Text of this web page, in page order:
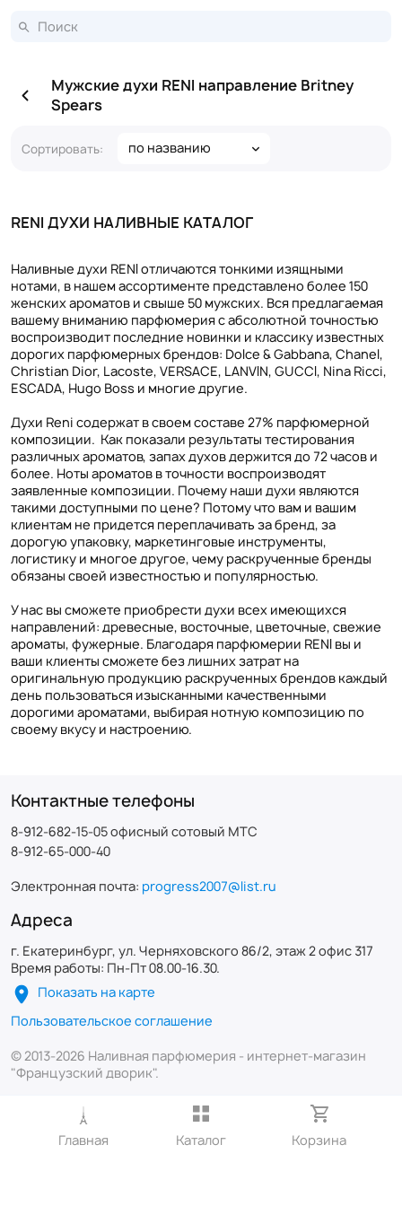
Мужские духи RENI направление Britney
Spears
Сортировать: по названию
RENI ДУХИ НАЛИВНЫЕ КАТАЛОГ
Наливные духи RENI отличаются тонкими изящными
нотами, в нашем ассортименте представлено более 150
женских ароматов и свыше 50 мужских. Вся предлагаемая
вашему вниманию парфюмерия с абсолютной точностью
воспроизводит последние новинки и классику известных
дорогих парфюмерных брендов: Dolce & Gabbana, Chanel,
Christian Dior, Lacoste, VERSACE, LANVIN, GUCCI, Nina Ricci,
ESCADA, Hugo Boss и многие другие.
Духи Reni содержат в своем составе 27% парфюмерной
композиции. Как показали результаты тестирования
различных ароматов, запах духов держится до 72 часов и
более. Ноты ароматов в точности воспроизводят
заявленные композиции. Почему наши духи являются
такими доступными по цене? Потому что вам и вашим
клиентам не придется переплачивать за бренд, за
дорогую упаковку, маркетинговые инструменты,
логистику и многое другое, чему раскрученные бренды
обязаны своей известностью и популярностью.
У нас вы сможете приобрести духи всех имеющихся
направлений: древесные, восточные, цветочные, свежие
ароматы, фужерные. Благодаря парфюмерии RENI вы и
ваши клиенты сможете без лишних затрат на
оригинальную продукцию раскрученных брендов каждый
день пользоваться изысканными качественными
дорогими ароматами, выбирая нотную композицию по
своему вкусу и настроению.
Контактные телефоны
8-912-682-15-05 офисный сотовый МТС
8-912-65-000-40
Электронная почта: progress2007@list.ru
Адреса
г. Екатеринбург, ул. Черняховского 86/2, этаж 2 офис 317
Время работы: Пн-Пт 08.00-16.30.
Показать на карте
Пользовательское соглашение
© 2013-2026 Наливная парфюмерия - интернет-магазин
"Французский дворик".
Главная Каталог Корзина